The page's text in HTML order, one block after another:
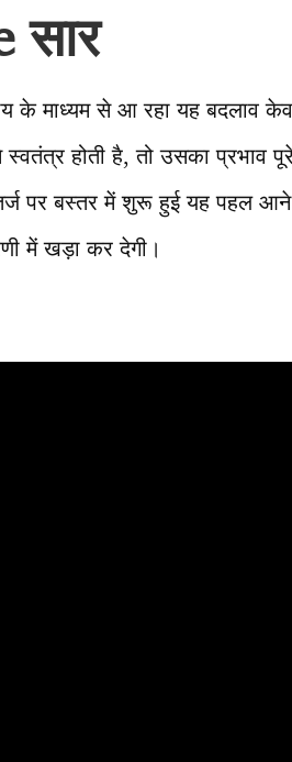
सार
के माध्यम से आ रहा यह बदलाव
होती है, तो उसका प्रभाव
पर बस्तर में शुरू हुई यह पहल आने
में खड़ा कर देगी।